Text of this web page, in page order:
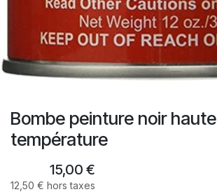
Bombe peinture noir haute
température
15,00 €
12,50 € hors taxes